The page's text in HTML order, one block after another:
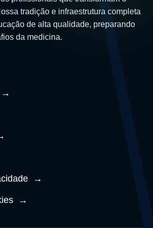
tradição e infraestrutura completa
de alta qualidade, preparando
da medicina.
→
→
→